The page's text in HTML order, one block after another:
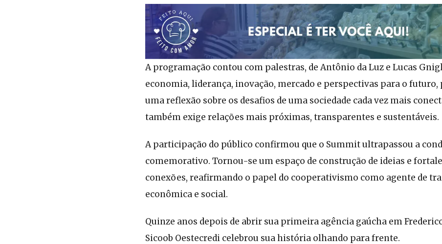
A programação contou com palestras, de Antônio da Luz e Lucas
economia, liderança, inovação, mercado e perspectivas para o
uma reflexão sobre os desafios de uma sociedade cada vez mais
também exige relações mais próximas, transparentes e sustentáveis.
A participação do público confirmou que o Summit ultrapassou a
comemorativo. Tornou-se um espaço de construção de ideias e
conexões, reafirmando o papel do cooperativismo como agente de
econômica e social.
Quinze anos depois de abrir sua primeira agência gaúcha em
Sicoob Oestecredi celebrou sua história olhando para frente.